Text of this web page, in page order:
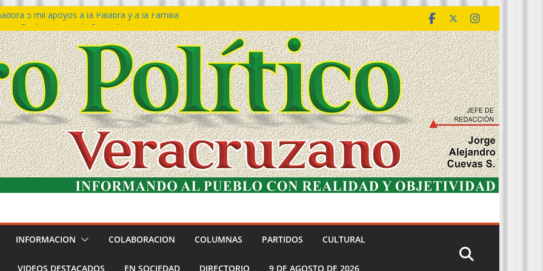
5 mil apoyos a la Palabra y a la Familia
Declaraciones de Procedencia en contra
𝙂𝙤𝙗𝙞𝙚𝙧𝙣𝙤 𝙙𝙚𝙡 𝙀𝙨𝙩𝙖𝙙𝙤 𝙖 𝙙𝙞𝙨𝙛𝙧𝙪𝙩𝙖𝙧
𝙙𝙚𝙡 𝙈𝙖𝙧 𝙚𝙣 𝘾𝙤𝙖𝙩𝙯𝙖𝙘𝙤𝙖𝙡𝙘𝙤𝙨
de policías con vocación de servicio y
SSP
Bravo rechaza acusaciones y asegura que
solicitud de desafuero
INFORMACION COLABORACION COLUMNAS PARTIDOS CULTURAL
VIDEOS DESTACADOS EN SOCIEDAD DIRECTORIO 9 DE AGOSTO DE 2026